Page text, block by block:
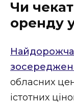
Чи
оренду
обласних
істотних